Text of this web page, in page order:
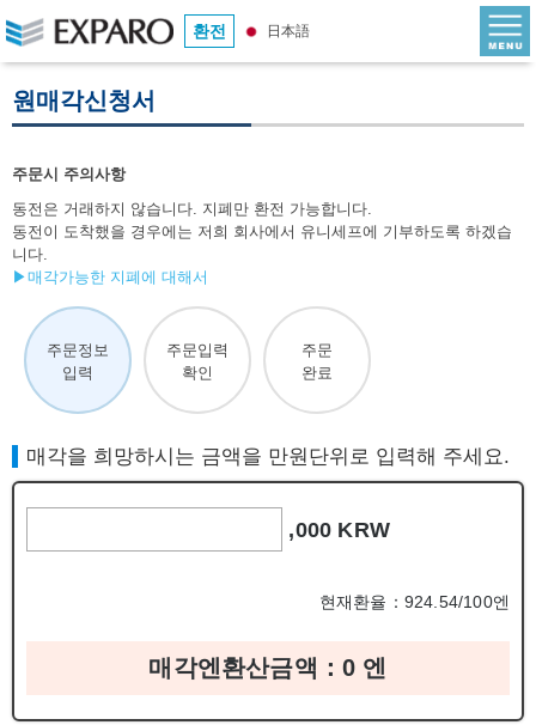
환전 日本語
원매각신청서
주문시 주의사항
동전은 거래하지 않습니다. 지폐만 환전 가능합니다.
동전이 도착했을 경우에는 저희 회사에서 유니세프에 기부하도록 하겠습
니다.
▶매각가능한 지폐에 대해서
주문정보
입력
주문입력
확인
주문
완료
매각을 희망하시는 금액을 만원단위로 입력해 주세요.
,000 KRW
현재환율：924.54/100엔
매각엔환산금액： 0 엔